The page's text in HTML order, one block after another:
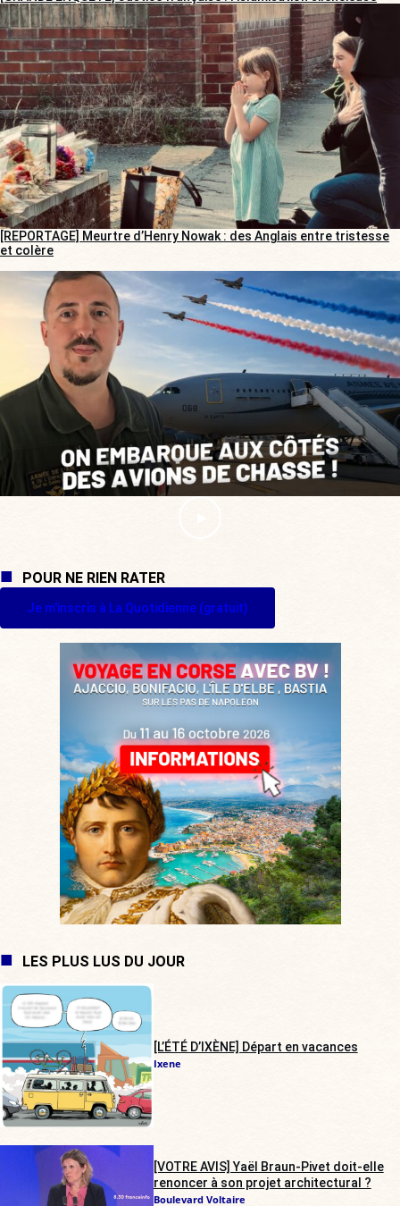
[REPORTAGE] Meurtre d’Henry Nowak : des Anglais entre tristesse
et colère
POUR NE RIEN RATER
Je m'inscris à La Quotidienne (gratuit)
LES PLUS LUS DU JOUR
[L’ÉTÉ D’IXÈNE] Départ en vacances
Ixene
[VOTRE AVIS] Yaël Braun-Pivet doit-elle
renoncer à son projet architectural ?
Boulevard Voltaire